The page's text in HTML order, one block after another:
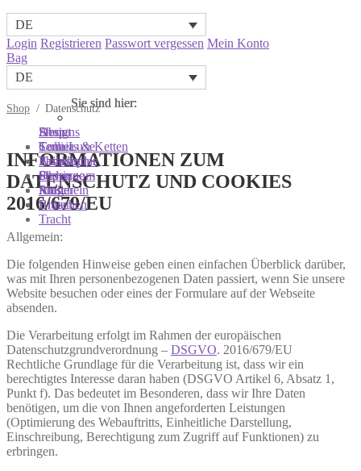
DE
Login Registrieren Passwort vergessen Mein Konto
Bag
DE
Shop / Datenschutz
INFORMATIONEN ZUM
DATENSCHUTZ UND COOKIES
2016/679/EU
Allgemein:
Die folgenden Hinweise geben einen einfachen Überblick darüber,
was mit Ihren personenbezogenen Daten passiert, wenn Sie unsere
Website besuchen oder eines der Formulare auf der Webseite
absenden.
Die Verarbeitung erfolgt im Rahmen der europäischen
Datenschutzgrundverordnung – DSGVO. 2016/679/EU
Rechtliche Grundlage für die Verarbeitung ist, dass wir ein
berechtigtes Interesse daran haben (DSGVO Artikel 6, Absatz 1,
Punkt f). Das bedeutet im Besonderen, dass wir Ihre Daten
benötigen, um die von Ihnen angeforderten Leistungen
(Optimierung des Webauftritts, Einheitliche Darstellung,
Einschreibung, Berechtigung zum Zugriff auf Funktionen) zu
erbringen.
Sie sind hier:
Shop
Colliers & Ketten
Armbänder
Ohrringe
Ringe
Broschen
Sie sind hier:
Designs
Terra Luxe
Tasseln
Perlen
Muscheln
Blüten
Tracht
Sie sind hier:
About
Sonnia
Philosophie
Showroom
Atelier